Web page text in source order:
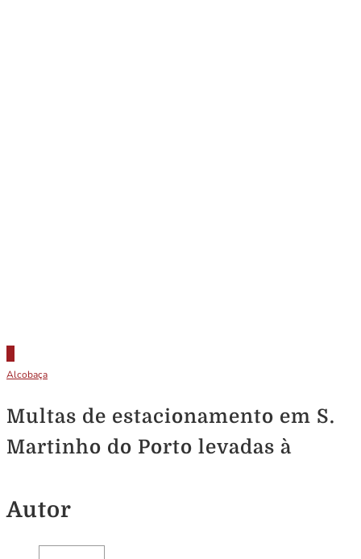
Alcobaça
Multas de estacionamento em S.
Martinho do Porto levadas à
Autor